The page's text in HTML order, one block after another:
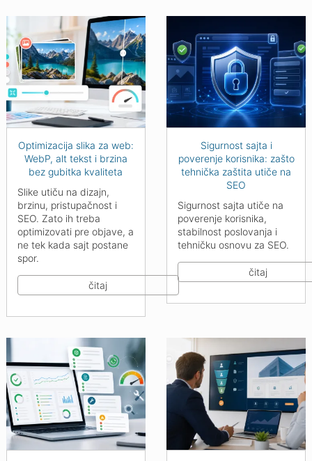
Optimizacija slika za web:
WebP, alt tekst i brzina
bez gubitka kvaliteta
Slike utiču na dizajn,
brzinu, pristupačnost i
SEO. Zato ih treba
optimizovati pre objave, a
ne tek kada sajt postane
spor.
čitaj
Sigurnost sajta i
poverenje korisnika: zašto
tehnička zaštita utiče na
SEO
Sigurnost sajta utiče na
poverenje korisnika,
stabilnost poslovanja i
tehničku osnovu za SEO.
čitaj